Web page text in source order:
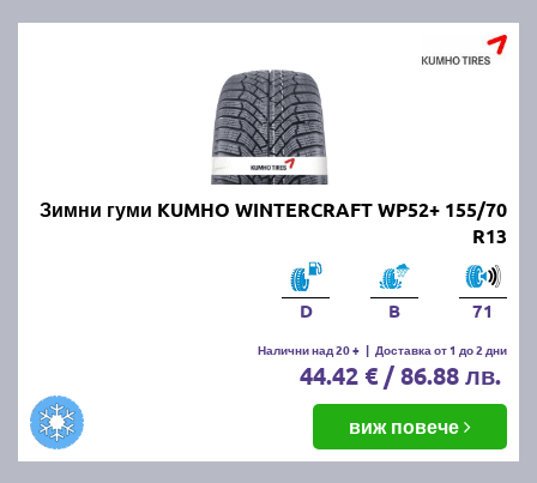
Зимни гуми KUMHO WINTERCRAFT WP52+ 155/70
R13
D B 71
Налични над 20 + | Доставка от 1 до 2 дни
44.42 € / 86.88 лв.
виж повече